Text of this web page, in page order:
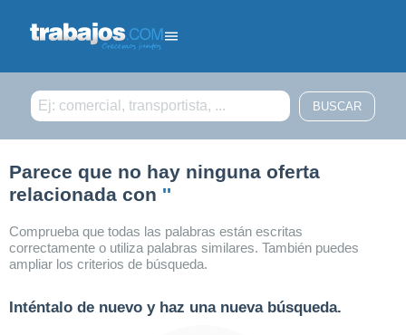
Parece que no hay ninguna oferta
relacionada con ''
Comprueba que todas las palabras están escritas
correctamente o utiliza palabras similares. También puedes
ampliar los criterios de búsqueda.
Inténtalo de nuevo y haz una nueva búsqueda.